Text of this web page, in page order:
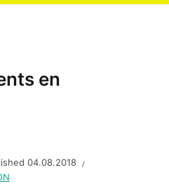
en
04.08.2018